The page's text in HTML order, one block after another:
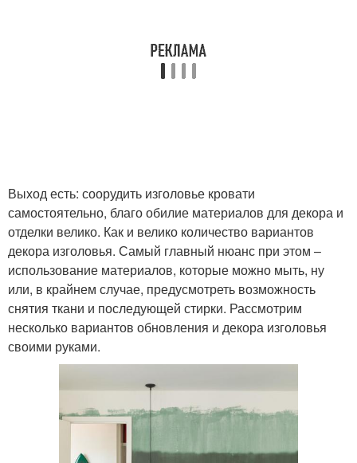
Выход есть: соорудить изголовье кровати
самостоятельно, благо обилие материалов для декора и
отделки велико. Как и велико количество вариантов
декора изголовья. Самый главный нюанс при этом –
использование материалов, которые можно мыть, ну
или, в крайнем случае, предусмотреть возможность
снятия ткани и последующей стирки. Рассмотрим
несколько вариантов обновления и декора изголовья
своими руками.